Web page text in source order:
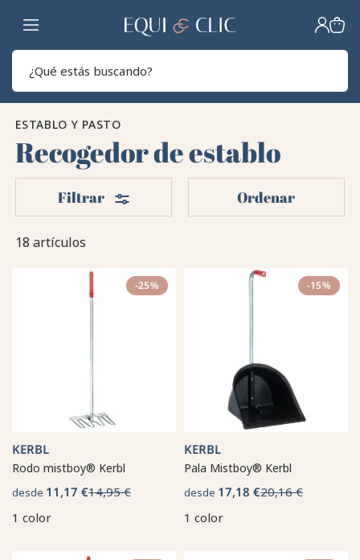
Hogar
ESTABLO Y PASTO
Recogedor de establo
18 artículos
Filtrar Filtros Ordenar
-25%
KERBL
Rodo mistboy® Kerbl
desde 11,17 €14,95 €
1 color
-15%
KERBL
Pala Mistboy® Kerbl
desde 17,18 €20,16 €
1 color